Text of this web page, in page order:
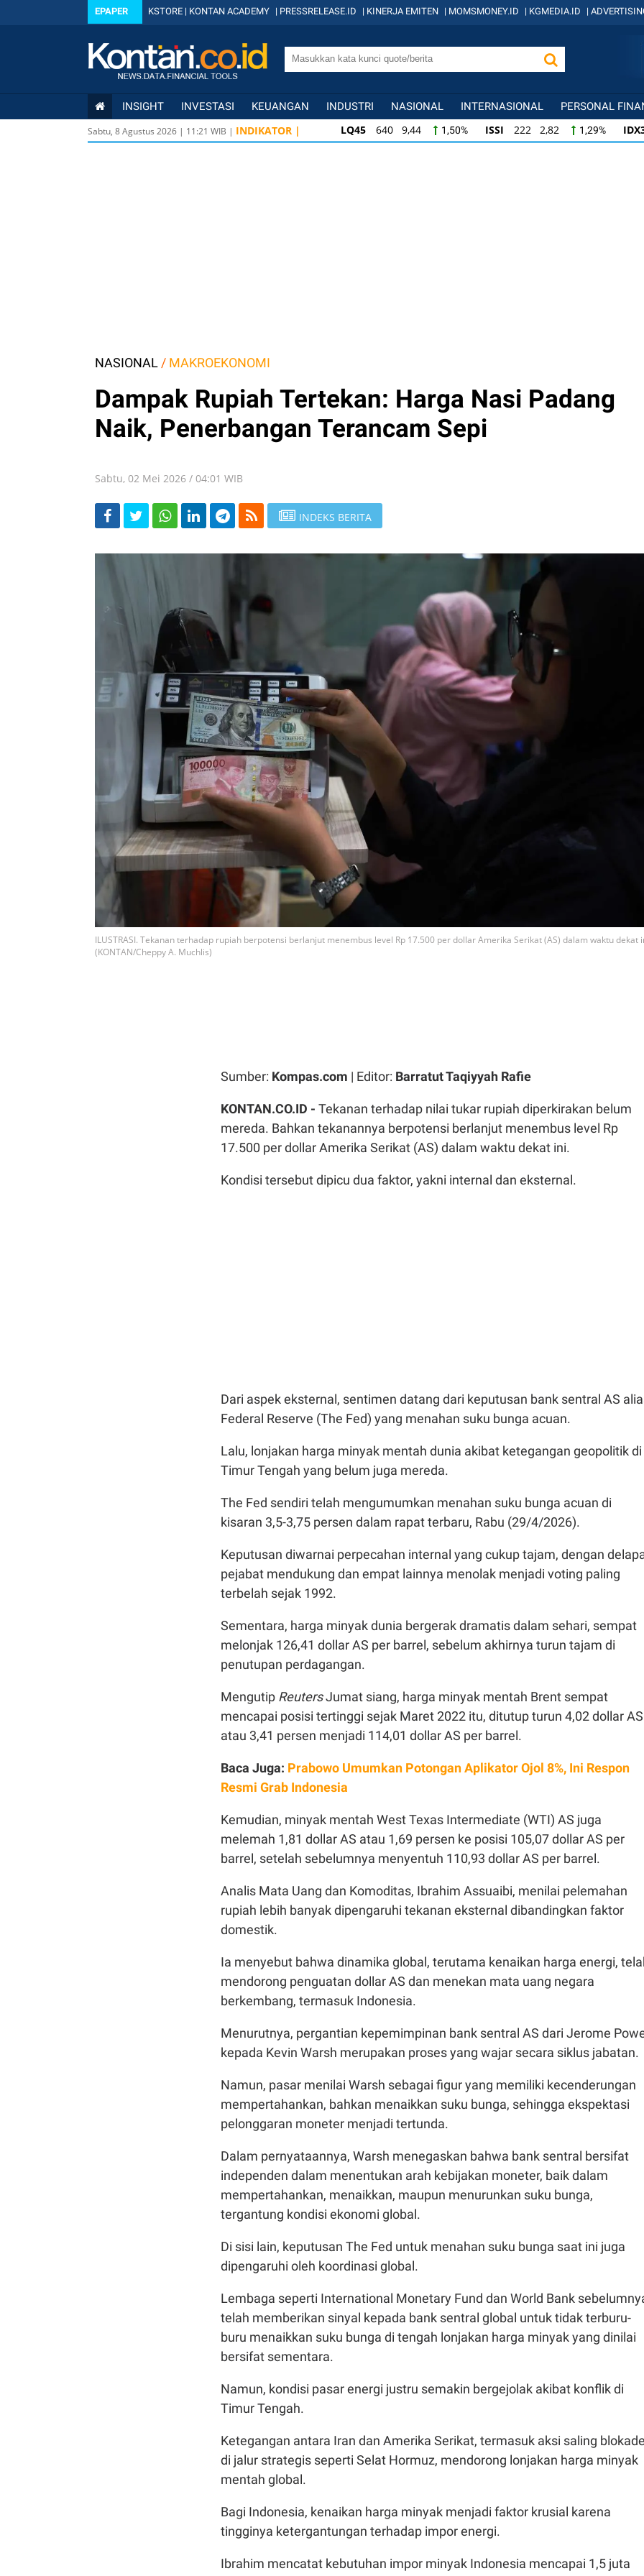
EPAPER KSTORE | KONTAN ACADEMY | PRESSRELEASE.ID | KINERJA EMITEN | MOMSMONEY.ID | KGMEDIA.ID |
INSIGHT INVESTASI KEUANGAN INDUSTRI NASIONAL INTERNASIONAL PERSONAL
Sabtu, 8 Agustus 2026 | 11:21 WIB | INDIKATOR | LQ45 640 9,44 1,50% ISSI 222 2,82 1,29%
ISSI
222 2,82 1,29% IDX30 359 5,14 1,45%
NASIONAL / MAKROEKONOMI
Dampak Rupiah Tertekan: Harga Nasi Padang
Naik, Penerbangan Terancam Sepi
Sabtu, 02 Mei 2026 / 04:01 WIB
INDEKS BERITA
ILUSTRASI. Tekanan terhadap rupiah berpotensi berlanjut menembus level Rp 17.500 per dollar Amerika Serikat (AS) dalam waktu dekat
(KONTAN/Cheppy A. Muchlis)
Sumber: Kompas.com | Editor: Barratut Taqiyyah Rafie
KONTAN.CO.ID - Tekanan terhadap nilai tukar rupiah diperkirakan belum
mereda. Bahkan tekanannya berpotensi berlanjut menembus level Rp
17.500 per dollar Amerika Serikat (AS) dalam waktu dekat ini.
Kondisi tersebut dipicu dua faktor, yakni internal dan eksternal.
Dari aspek eksternal, sentimen datang dari keputusan bank sentral AS
Federal Reserve (The Fed) yang menahan suku bunga acuan.
Lalu, lonjakan harga minyak mentah dunia akibat ketegangan geopolitik di
Timur Tengah yang belum juga mereda.
The Fed sendiri telah mengumumkan menahan suku bunga acuan di
kisaran 3,5-3,75 persen dalam rapat terbaru, Rabu (29/4/2026).
Keputusan diwarnai perpecahan internal yang cukup tajam, dengan
pejabat mendukung dan empat lainnya menolak menjadi voting paling
terbelah sejak 1992.
Sementara, harga minyak dunia bergerak dramatis dalam sehari, sempat
melonjak 126,41 dollar AS per barrel, sebelum akhirnya turun tajam di
penutupan perdagangan.
Mengutip ReutersJumat siang, harga minyak mentah Brent sempat
mencapai posisi tertinggi sejak Maret 2022 itu, ditutup turun 4,02 dollar AS
atau 3,41 persen menjadi 114,01 dollar AS per barrel.
Baca Juga: Prabowo Umumkan Potongan Aplikator Ojol 8%, Ini Respon
Resmi Grab Indonesia
Kemudian, minyak mentah West Texas Intermediate (WTI) AS juga
melemah 1,81 dollar AS atau 1,69 persen ke posisi 105,07 dollar AS per
barrel, setelah sebelumnya menyentuh 110,93 dollar AS per barrel.
Analis Mata Uang dan Komoditas, Ibrahim Assuaibi, menilai pelemahan
rupiah lebih banyak dipengaruhi tekanan eksternal dibandingkan faktor
domestik.
Ia menyebut bahwa dinamika global, terutama kenaikan harga energi,
mendorong penguatan dollar AS dan menekan mata uang negara
berkembang, termasuk Indonesia.
Menurutnya, pergantian kepemimpinan bank sentral AS dari Jerome
kepada Kevin Warsh merupakan proses yang wajar secara siklus jabatan.
Namun, pasar menilai Warsh sebagai figur yang memiliki kecenderungan
mempertahankan, bahkan menaikkan suku bunga, sehingga ekspektasi
pelonggaran moneter menjadi tertunda.
Dalam pernyataannya, Warsh menegaskan bahwa bank sentral bersifat
independen dalam menentukan arah kebijakan moneter, baik dalam
mempertahankan, menaikkan, maupun menurunkan suku bunga,
tergantung kondisi ekonomi global.
Di sisi lain, keputusan The Fed untuk menahan suku bunga saat ini juga
dipengaruhi oleh koordinasi global.
Lembaga seperti International Monetary Fund dan World Bank
telah memberikan sinyal kepada bank sentral global untuk tidak terburu-
buru menaikkan suku bunga di tengah lonjakan harga minyak yang dinilai
bersifat sementara.
Namun, kondisi pasar energi justru semakin bergejolak akibat konflik di
Timur Tengah.
Ketegangan antara Iran dan Amerika Serikat, termasuk aksi saling
di jalur strategis seperti Selat Hormuz, mendorong lonjakan harga minyak
mentah global.
Bagi Indonesia, kenaikan harga minyak menjadi faktor krusial karena
tingginya ketergantungan terhadap impor energi.
Ibrahim mencatat kebutuhan impor minyak Indonesia mencapai 1,5 juta